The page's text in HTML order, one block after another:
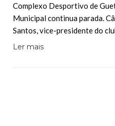
Complexo Desportivo de
Municipal continua parada.
Santos, vice-presidente do
Ler mais